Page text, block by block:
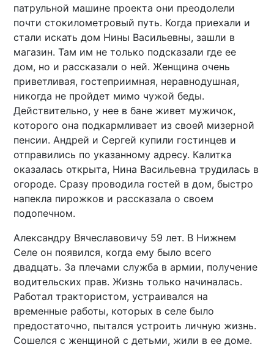
патрульной машине проекта они преодолели
почти стокилометровый путь. Когда приехали и
стали искать дом Нины Васильевны, зашли в
магазин. Там им не только подсказали где ее
дом, но и рассказали о ней. Женщина очень
приветливая, гостеприимная, неравнодушная,
никогда не пройдет мимо чужой беды.
Действительно, у нее в бане живет мужичок,
которого она подкармливает из своей мизерной
пенсии. Андрей и Сергей купили гостинцев и
отправились по указанному адресу. Калитка
оказалась открыта, Нина Васильевна трудилась в
огороде. Сразу проводила гостей в дом, быстро
напекла пирожков и рассказала о своем
подопечном.
Александру Вячеславовичу 59 лет. В Нижнем
Селе он появился, когда ему было всего
двадцать. За плечами служба в армии, получение
водительских прав. Жизнь только начиналась.
Работал трактористом, устраивался на
временные работы, которых в селе было
предостаточно, пытался устроить личную жизнь.
Сошелся с женщиной с детьми, жили в ее доме.